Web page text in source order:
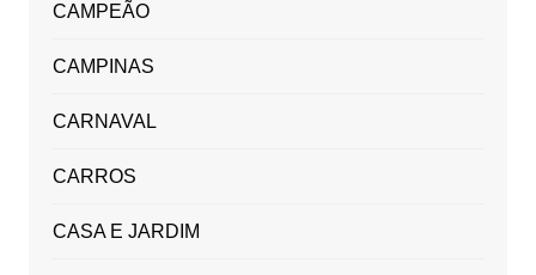
CAMPEÃO
CAMPINAS
CARNAVAL
CARROS
CASA E JARDIM